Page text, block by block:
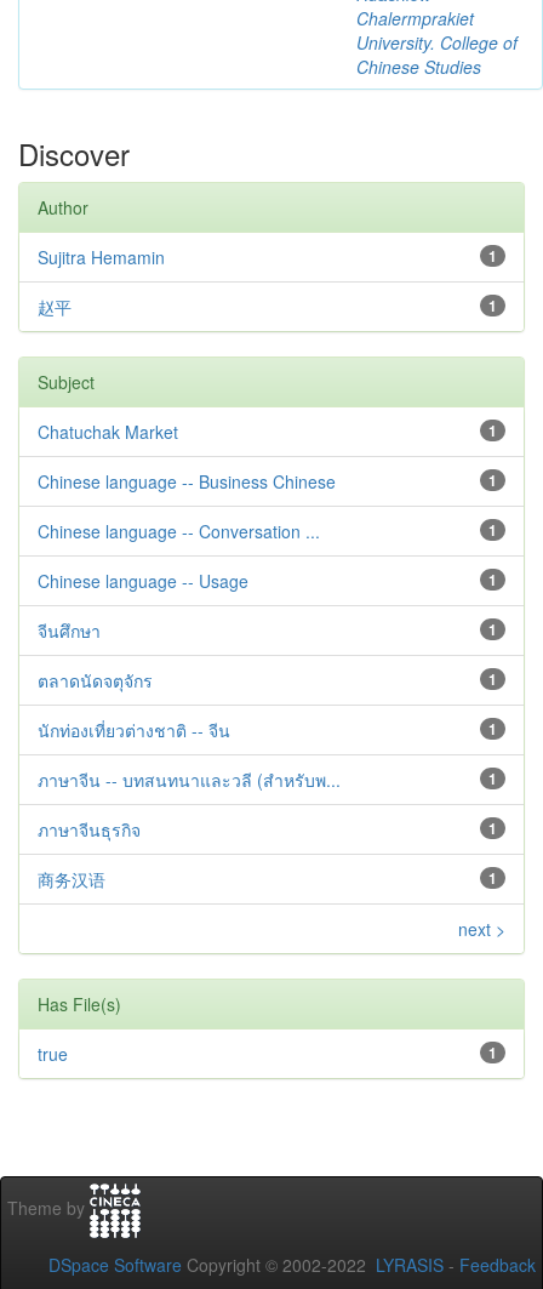
Chalermprakiet
University. College of
Chinese Studies
Discover
Author
1
Sujitra Hemamin
1
赵平
Subject
1
Chatuchak Market
1
Chinese language -- Business Chinese
1
Chinese language -- Conversation ...
1
Chinese language -- Usage
1
จีนศึกษา
1
ตลาดนัดจตุจักร
1
นักท่องเที่ยวต่างชาติ -- จีน
1
ภาษาจีน -- บทสนทนาและวลี (สำหรับพ...
1
ภาษาจีนธุรกิจ
1
商务汉语
next >
Has File(s)
1
true
Theme by
DSpace Software Copyright © 2002-2022 LYRASIS - Feedback